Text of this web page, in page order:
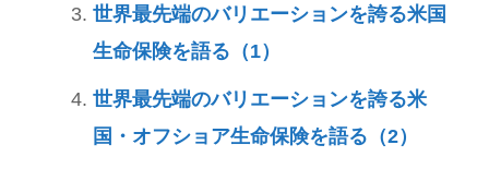
世界最先端のバリエーションを誇る米国
生命保険を語る（1）
世界最先端のバリエーションを誇る米
国・オフショア生命保険を語る（2）